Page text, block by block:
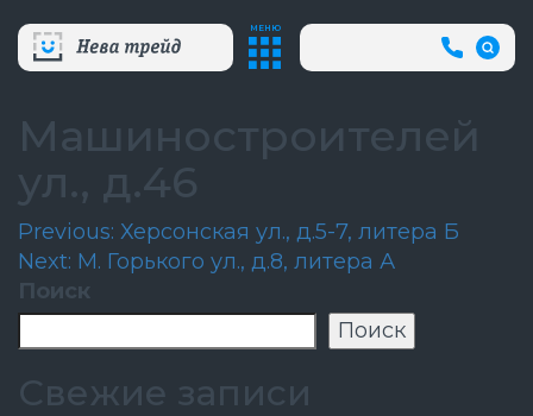
МЕНЮ
+7
(812)
66
Машиностроителей
ул., д.46
Навигация
по
записям
Previous: Херсонская ул., д.5-7, литера Б
Next: М. Горького ул., д.8, литера А
Поиск
Поиск
Свежие записи